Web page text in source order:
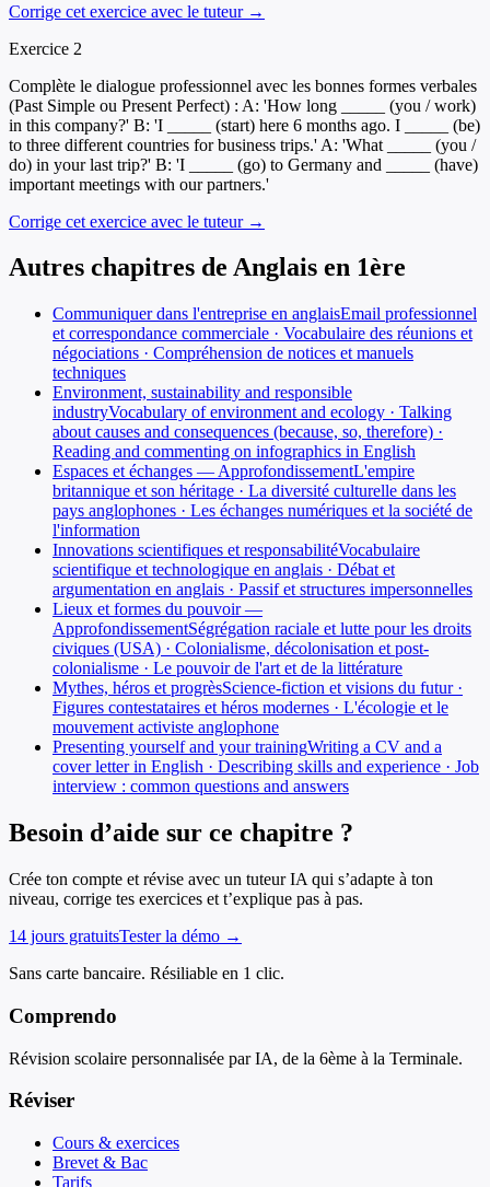
Corrige cet exercice avec le tuteur →
Exercice 2
Complète le dialogue professionnel avec les bonnes formes verbales
(Past Simple ou Present Perfect) : A: 'How long _____ (you / work)
in this company?' B: 'I _____ (start) here 6 months ago. I _____ (be)
to three different countries for business trips.' A: 'What _____ (you /
do) in your last trip?' B: 'I _____ (go) to Germany and _____ (have)
important meetings with our partners.'
Corrige cet exercice avec le tuteur →
Autres chapitres de Anglais en 1ère
Communiquer dans l'entreprise en anglaisEmail professionnel
et correspondance commerciale · Vocabulaire des réunions et
négociations · Compréhension de notices et manuels
techniques
Environment, sustainability and responsible
industryVocabulary of environment and ecology · Talking
about causes and consequences (because, so, therefore) ·
Reading and commenting on infographics in English
Espaces et échanges — ApprofondissementL'empire
britannique et son héritage · La diversité culturelle dans les
pays anglophones · Les échanges numériques et la société de
l'information
Innovations scientifiques et responsabilitéVocabulaire
scientifique et technologique en anglais · Débat et
argumentation en anglais · Passif et structures impersonnelles
Lieux et formes du pouvoir —
ApprofondissementSégrégation raciale et lutte pour les droits
civiques (USA) · Colonialisme, décolonisation et post-
colonialisme · Le pouvoir de l'art et de la littérature
Mythes, héros et progrèsScience-fiction et visions du futur ·
Figures contestataires et héros modernes · L'écologie et le
mouvement activiste anglophone
Presenting yourself and your trainingWriting a CV and a
cover letter in English · Describing skills and experience · Job
interview : common questions and answers
Besoin d’aide sur ce chapitre ?
Crée ton compte et révise avec un tuteur IA qui s’adapte à ton
niveau, corrige tes exercices et t’explique pas à pas.
14 jours gratuitsTester la démo →
Sans carte bancaire. Résiliable en 1 clic.
Comprendo
Révision scolaire personnalisée par IA, de la 6ème à la Terminale.
Réviser
Cours & exercices
Brevet & Bac
Tarifs